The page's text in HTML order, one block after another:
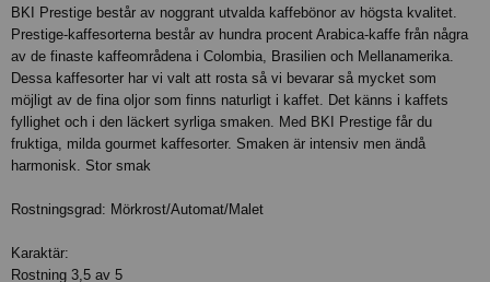
BKI Prestige består av noggrant utvalda kaffebönor av högsta kvalitet.
Prestige-kaffesorterna består av hundra procent Arabica-kaffe från några
av de finaste kaffeområdena i Colombia, Brasilien och Mellanamerika.
Dessa kaffesorter har vi valt att rosta så vi bevarar så mycket som
möjligt av de fina oljor som finns naturligt i kaffet. Det känns i kaffets
fyllighet och i den läckert syrliga smaken. Med BKI Prestige får du
fruktiga, milda gourmet kaffesorter. Smaken är intensiv men ändå
harmonisk. Stor smak
Rostningsgrad: Mörkrost/Automat/Malet
Karaktär:
Rostning 3,5 av 5